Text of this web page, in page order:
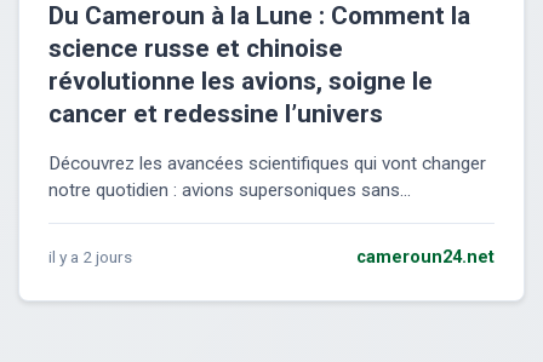
Du Cameroun à la Lune : Comment la
science russe et chinoise
révolutionne les avions, soigne le
cancer et redessine l’univers
Découvrez les avancées scientifiques qui vont changer
notre quotidien : avions supersoniques sans...
il y a 2 jours cameroun24.net